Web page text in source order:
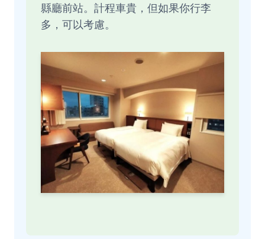
縣廳前站。計程車貴，但如果你行李
多，可以考慮。